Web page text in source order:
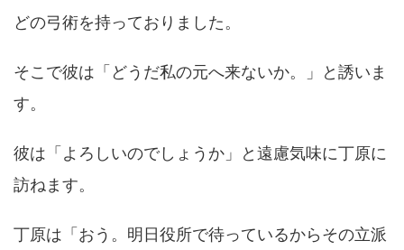
どの弓術を持っておりました。
そこで彼は「どうだ私の元へ来ないか。」と誘いま
す。
彼は「よろしいのでしょうか」と遠慮気味に丁原に
訪ねます。
丁原は「おう。明日役所で待っているからその立派